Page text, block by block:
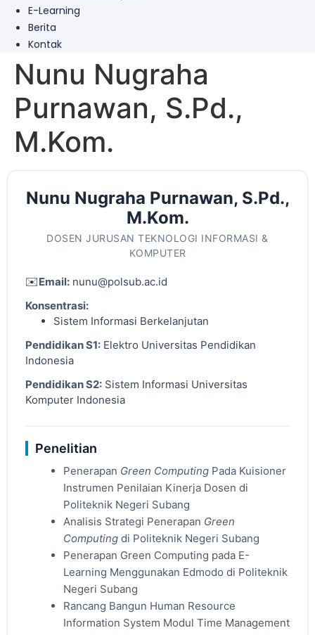
E-Learning
Berita
Kontak
Nunu Nugraha
Purnawan, S.Pd.,
M.Kom.
Nunu Nugraha Purnawan, S.Pd.,
M.Kom.
DOSEN JURUSAN TEKNOLOGI INFORMASI &
KOMPUTER
✉️Email: nunu@polsub.ac.id
Konsentrasi:
Sistem Informasi Berkelanjutan
Pendidikan S1: Elektro Universitas Pendidikan
Indonesia
Pendidikan S2: Sistem Informasi Universitas
Komputer Indonesia
Penelitian
Penerapan Green Computing Pada Kuisioner
Instrumen Penilaian Kinerja Dosen di
Politeknik Negeri Subang
Analisis Strategi Penerapan Green
Computing di Politeknik Negeri Subang
Penerapan Green Computing pada E-
Learning Menggunakan Edmodo di Politeknik
Negeri Subang
Rancang Bangun Human Resource
Information System Modul Time Management